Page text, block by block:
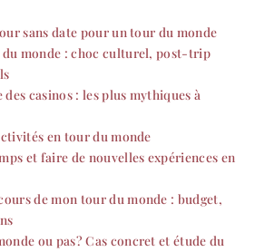
sans date pour un tour du monde
monde : choc culturel, post-trip
casinos : les plus mythiques à
en tour du monde
et faire de nouvelles expériences en
de mon tour du monde : budget,
ou pas? Cas concret et étude du